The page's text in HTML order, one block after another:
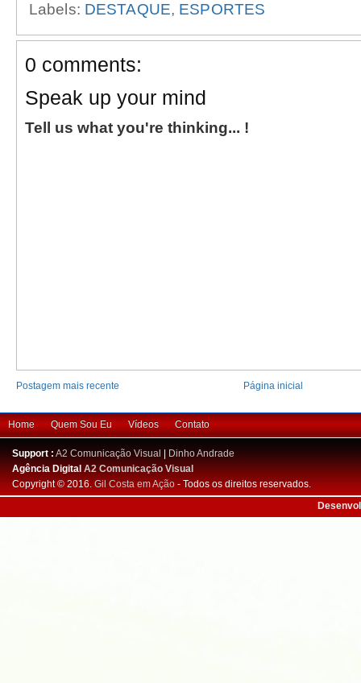
Labels: DESTAQUE, ESPORTES
0 comments:
Speak up your mind
Tell us what you're thinking... !
Postagem mais recente Página inicial
Home Quem Sou Eu Vídeos Contato
Support : A2 Comunicação Visual
Dinho Andrade
Agência DigitalA2 Comunicação Visual
Copyright © 2016. Gil Costa em Ação - Todos os direitos reservados.